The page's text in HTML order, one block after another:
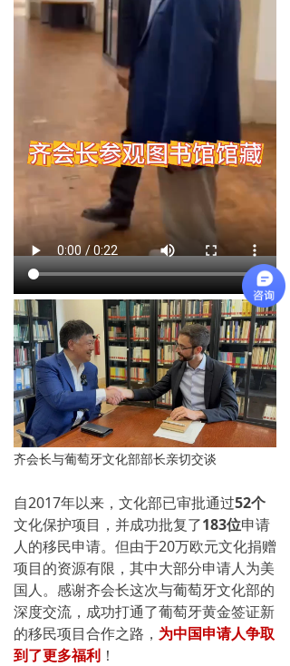
齐会长与葡萄牙文化部部长亲切交谈
自2017年以来，文化部已审批通过52个
文化保护项目，并成功批复了183位申请
人的移民申请。但由于20万欧元文化捐赠
项目的资源有限，其中大部分申请人为美
国人。感谢齐会长这次与葡萄牙文化部的
深度交流，成功打通了葡萄牙黄金签证新
的移民项目合作之路， 为中国申请人争取
到了更多福利 ！